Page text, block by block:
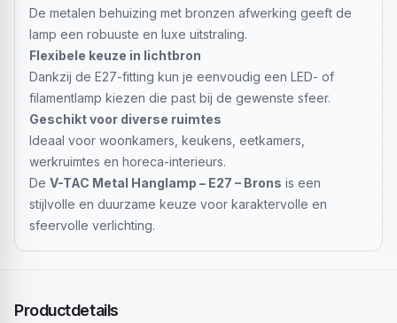
De metalen behuizing met bronzen afwerking geeft de
lamp een robuuste en luxe uitstraling.
Flexibele keuze in lichtbron
Dankzij de E27-fitting kun je eenvoudig een LED- of
filamentlamp kiezen die past bij de gewenste sfeer.
Geschikt voor diverse ruimtes
Ideaal voor woonkamers, keukens, eetkamers,
werkruimtes en horeca-interieurs.
De V-TAC Metal Hanglamp – E27 – Brons is een
stijlvolle en duurzame keuze voor karaktervolle en
sfeervolle verlichting.
Productdetails